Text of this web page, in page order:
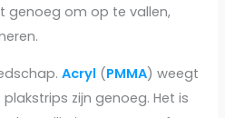
genoeg om op te vallen,
Acryl (PMMA) weegt
zijn genoeg. Het is